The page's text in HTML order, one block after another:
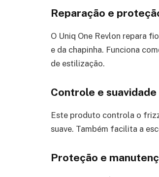
Reparação e
O Uniq One Revlon repara
e da chapinha. Funciona
de estilização.
Controle e suavidade
Este produto controla o
suave. Também facilita a
Proteção e